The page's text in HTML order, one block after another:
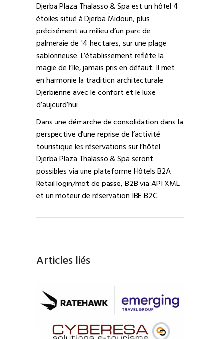
Djerba Plaza Thalasso & Spa est un hôtel 4
étoiles situé à Djerba Midoun, plus
précisément au milieu d’un parc de
palmeraie de 14 hectares, sur une plage
sablonneuse. L’établissement reflète la
magie de l’Ile, jamais pris en défaut. Il met
en harmonie la tradition architecturale
Djerbienne avec le confort et le luxe
d’aujourd’hui
Dans une démarche de consolidation dans la
perspective d’une reprise de l’activité
touristique les réservations sur l’hôtel
Djerba Plaza Thalasso & Spa seront
possibles via une plateforme Hôtels B2A
Retail login/mot de passe, B2B via API XML
et un moteur de réservation IBE B2C.
Articles liés